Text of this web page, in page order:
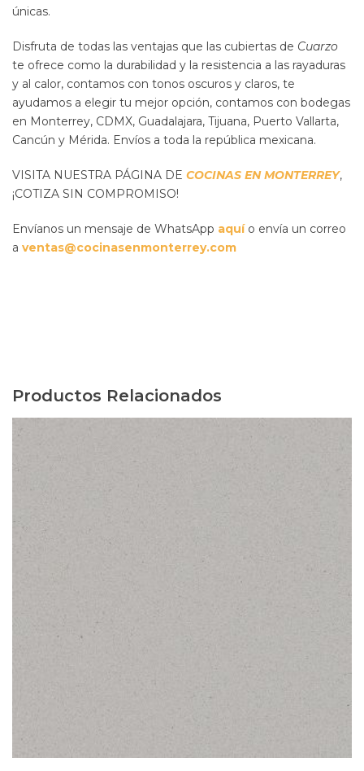
únicas.
Disfruta de todas las ventajas que las cubiertas de Cuarzo
te ofrece como la durabilidad y la resistencia a las rayaduras
y al calor, contamos con tonos oscuros y claros, te
ayudamos a elegir tu mejor opción, contamos con bodegas
en Monterrey, CDMX, Guadalajara, Tijuana, Puerto Vallarta,
Cancún y Mérida. Envíos a toda la república mexicana.
VISITA NUESTRA PÁGINA DE COCINAS EN MONTERREY,
¡COTIZA SIN COMPROMISO!
Envíanos un mensaje de WhatsApp aquío envía un correo
a ventas@cocinasenmonterrey.com
Productos Relacionados